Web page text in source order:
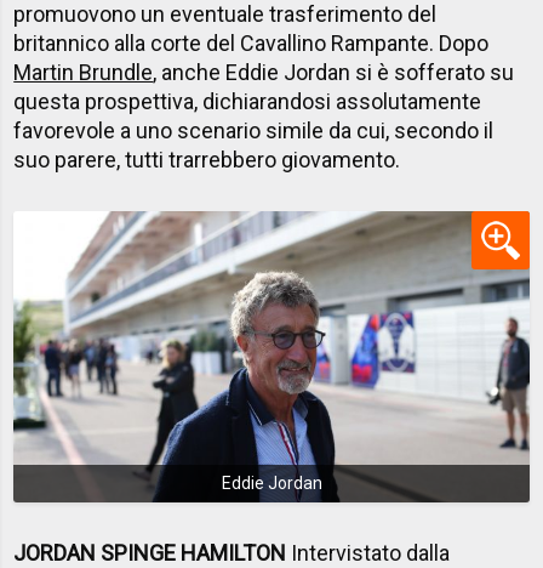
promuovono un eventuale trasferimento del
britannico alla corte del Cavallino Rampante. Dopo
Martin Brundle, anche Eddie Jordan si è sofferato su
questa prospettiva, dichiarandosi assolutamente
favorevole a uno scenario simile da cui, secondo il
suo parere, tutti trarrebbero giovamento.
Eddie Jordan
JORDAN SPINGE HAMILTON Intervistato dalla